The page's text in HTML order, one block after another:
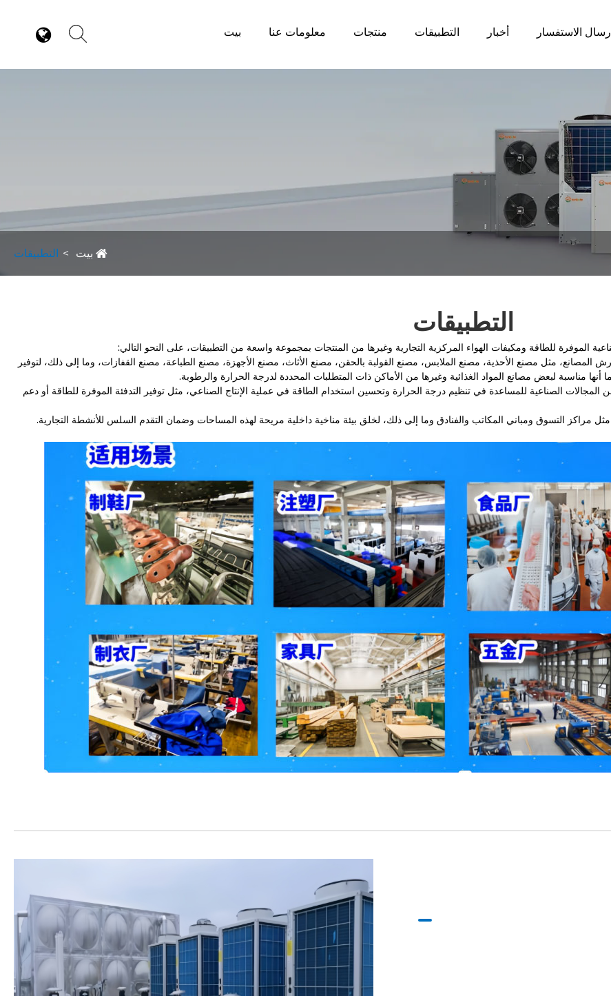
بيت معلومات عنا منتجات التطبيقات أخبار الاستفسار
بيت التطبيقات
التطبيقات
الموفرة للطاقة ومكيفات الهواء المركزية التجارية وغيرها من المنتجات بمجموعة واسعة من التطبيقات، على النحو التالي:
المصانع، مثل مصنع الأحذية، مصنع الملابس، مصنع القولبة بالحقن، مصنع الأثاث، مصنع الأجهزة، مصنع الطباعة، مصنع القفازات، وما إلى ذلك، لتوفير
أنها مناسبة لبعض مصانع المواد الغذائية وغيرها من الأماكن ذات المتطلبات المحددة لدرجة الحرارة والرطوبة.
الصناعية للمساعدة في تنظيم درجة الحرارة وتحسين استخدام الطاقة في عملية الإنتاج الصناعي، مثل توفير التدفئة الموفرة للطاقة أو دعم
مراكز التسوق ومباني المكاتب والفنادق وما إلى ذلك، لخلق بيئة مناخية داخلية مريحة لهذه المساحات وضمان التقدم السلس للأنشطة التجارية.